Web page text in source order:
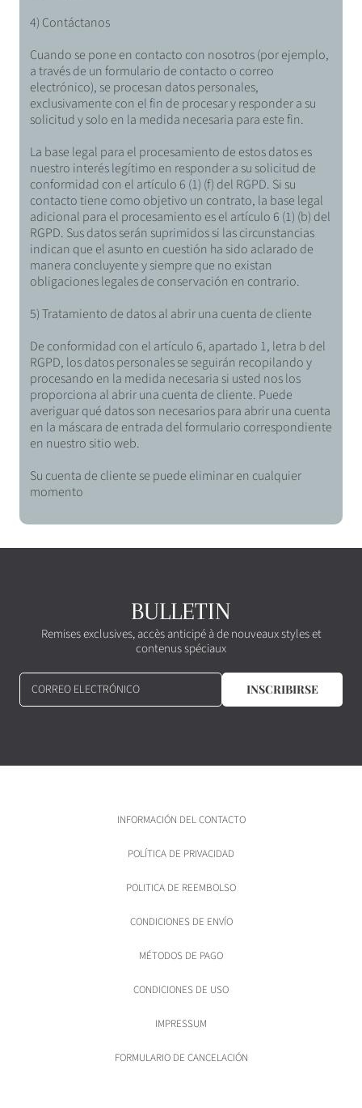
4) Contáctanos
Cuando se pone en contacto con nosotros (por ejemplo,
a través de un formulario de contacto o correo
electrónico), se procesan datos personales,
exclusivamente con el fin de procesar y responder a su
solicitud y solo en la medida necesaria para este fin.
La base legal para el procesamiento de estos datos es
nuestro interés legítimo en responder a su solicitud de
conformidad con el artículo 6 (1) (f) del RGPD. Si su
contacto tiene como objetivo un contrato, la base legal
adicional para el procesamiento es el artículo 6 (1) (b) del
RGPD. Sus datos serán suprimidos si las circunstancias
indican que el asunto en cuestión ha sido aclarado de
manera concluyente y siempre que no existan
obligaciones legales de conservación en contrario.
5) Tratamiento de datos al abrir una cuenta de cliente
De conformidad con el artículo 6, apartado 1, letra b del
RGPD, los datos personales se seguirán recopilando y
procesando en la medida necesaria si usted nos los
proporciona al abrir una cuenta de cliente. Puede
averiguar qué datos son necesarios para abrir una cuenta
en la máscara de entrada del formulario correspondiente
en nuestro sitio web.
Su cuenta de cliente se puede eliminar en cualquier
momento
BULLETIN
Remises exclusives, accès anticipé à de nouveaux styles et
contenus spéciaux
CORREO ELECTRÓNICO INSCRIBIRSE
INFORMACIÓN DEL CONTACTO
POLÍTICA DE PRIVACIDAD
POLITICA DE REEMBOLSO
CONDICIONES DE ENVÍO
MÉTODOS DE PAGO
CONDICIONES DE USO
IMPRESSUM
FORMULARIO DE CANCELACIÓN